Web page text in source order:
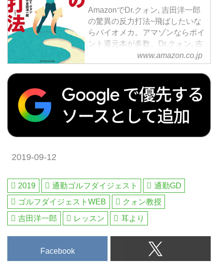
の舞台でもある東名カントリーク
ラブ。上質なトーナメントコース
と300ヤードのドライビングレン
ジで、反力打法をマスターしまし
AmazonでDr.クォン, 吉田洋一郎
の驚異の反力打法~飛ばしたいな
らバイオメカ。アマゾンならポイ
ント還元本が多数。Dr.クォン, 吉
田洋一郎作品ほか、お急ぎ便対象
商品は当日お届けも可能。また驚
イオメカもアマゾン配送商品なら
通常配送無料。
www.amazon.co.jp
2019-09-12
2019 通勤ゴルフダイジェスト
通勤GD
ゴルフダイジェストWEB
クォン教授
吉田洋一郎
レッスン 耳より
Facebook